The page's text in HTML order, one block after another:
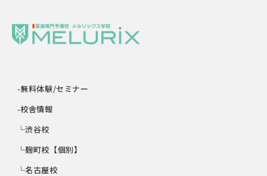
-無料体験/セミナー
-校舎情報
└渋谷校
└麹町校【個別】
└名古屋校